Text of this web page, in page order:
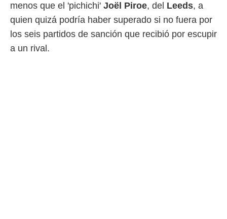
de
uso de
con el
menos que el 'pichichi' Joël Piroe, del Leeds, a
quien quizá podría haber superado si no fuera por
los seis partidos de sanción que recibió por escupir
a un rival.